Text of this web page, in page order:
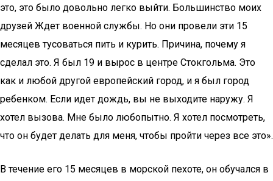
это, это было довольно легко выйти. Большинство моих
друзей Ждет военной службы. Но они провели эти 15
месяцев тусоваться пить и курить. Причина, почему я
сделал это.​​ Я был 19 и вырос в центре Стокгольма. Это
как и любой другой европейский город, и я был город
ребенком. Если идет дождь, вы не выходите наружу. Я
хотел вызова. Мне было любопытно. Я хотел посмотреть,
что он будет делать для меня, чтобы пройти через все это».
В течение его 15 месяцев в морской пехоте, он обучался в